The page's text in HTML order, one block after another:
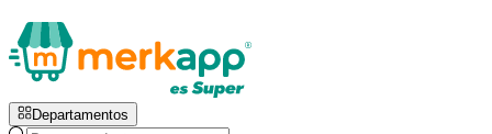
Departamentos